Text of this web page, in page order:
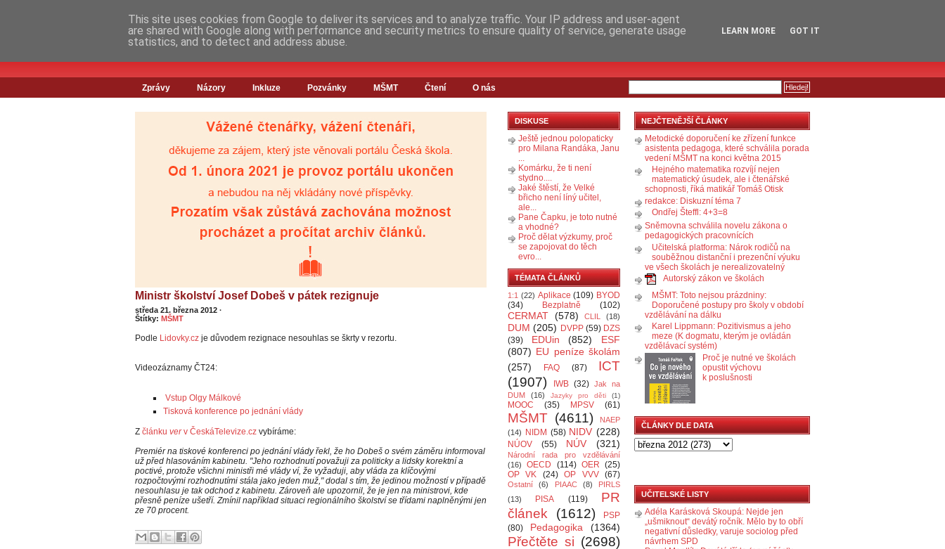
Zprávy Názory Inkluze Pozvánky MŠMT Čtení O nás
Ministr školství Josef Dobeš v pátek rezignuje
středa 21. března 2012 ·
Štítky: MŠMT
Podle Lidovky.cz je důvodem rezignace nesouhlas se škrty v rezortu.
Videozáznamy ČT24:
Vstup Olgy Málkové
Tisková konference po jednání vlády
Z článku verv ČeskáTelevize.cz vybíráme:
Premiér na tiskové konferenci po jednání vlády řekl, že ho Dobeš o svém záměru informoval
už před hlasováním kabinetu. "Jeho rozhodnutí považuji za politicky a lidsky korektní a
poctivé, protože všichni ministři mé vlády ví, že vyžaduji, aby vláda za klíčovými
rozpočtovými rozhodnutími stála jako jeden muž," dodal s tím, že jedinou možností v případě
nesouhlasu je tak odchod z kabinetu. Zároveň ale upozornil, že je jen na ministrovi, kde
přesně peníze ušetří. Zmínil například situaci regionálního školství se třídami naplněnými jen
ze 70 procent.
DISKUSE
Ještě jednou polopaticky
pro Milana Randáka, Janu
...
Komárku, že ti není
stydno....
Jaké štěstí, že Velké
břicho není líný učitel,
ale...
Pane Čapku, je toto nutné
a vhodné?
Proč dělat výzkumy, proč
se zapojovat do těch
evro...
TÉMATA ČLÁNKŮ
1:1 (22) Aplikace (109) BYOD
(34)
Bezplatně (102)
CERMAT (578) CLIL (18)
DUM (205) DVPP (59) DZS
(39)
EDUin (852)
ESF
(807) EU peníze školám
(257)
FAQ (87)
ICT
(1907)
IWB (32) Jak na
DUM
(16) Jazyky pro děti (1)
MOOC (35) MPSV (61)
MŠMT (4611)
NAEP
(14)
NIDM (58) NIDV (228)
NÚOV (55) NÚV (321)
Národní rada pro vzdělávání
(16)
OECD (114) OER (25)
OP VK
(24) OP VVV (67)
Ostatní (6) PIAAC (8)
PIRLS
(13)
PISA (119)
PR
článek
(1612)
PSP
(80)
Pedagogika (1364)
Přečtěte si (2698)
NEJČTENĚJŠÍ ČLÁNKY
Metodické doporučení ke zřízení funkce
asistenta pedagoga, které schválila porada
vedení MŠMT na konci května 2015
Hejného matematika rozvíjí nejen
matematický úsudek, ale i čtenářské
schopnosti, říká matikář Tomáš Otisk
redakce: Diskuzní téma 7
Ondřej Šteffl: 4+3=8
Sněmovna schválila novelu zákona o
pedagogických pracovnících
Učitelská platforma: Nárok rodičů na
souběžnou distanční i prezenční výuku
ve všech školách je nerealizovatelný
Autorský zákon ve školách
MŠMT: Toto nejsou prázdniny:
Doporučené postupy pro školy v období
vzdělávání na dálku
Karel Lippmann: Pozitivismus a jeho
meze (K dogmatu, kterým je ovládán
vzdělávací systém)
Proč je nutné ve školách
opustit výchovu
k poslušnosti
ČLÁNKY DLE DATA
UČITELSKÉ LISTY
Adéla Karásková Skoupá: Nejde jen
„ušmiknout“ devátý ročník. Mělo by to obří
negativní důsledky, varuje sociolog před
návrhem SPD
This site uses cookies from Google to deliver its services and to analyze traffic. Your IP address and user-agent
are shared with Google along with performance and security metrics to ensure quality of service, generate usage
statistics, and to detect and address abuse.
LEARN MORE GOT IT